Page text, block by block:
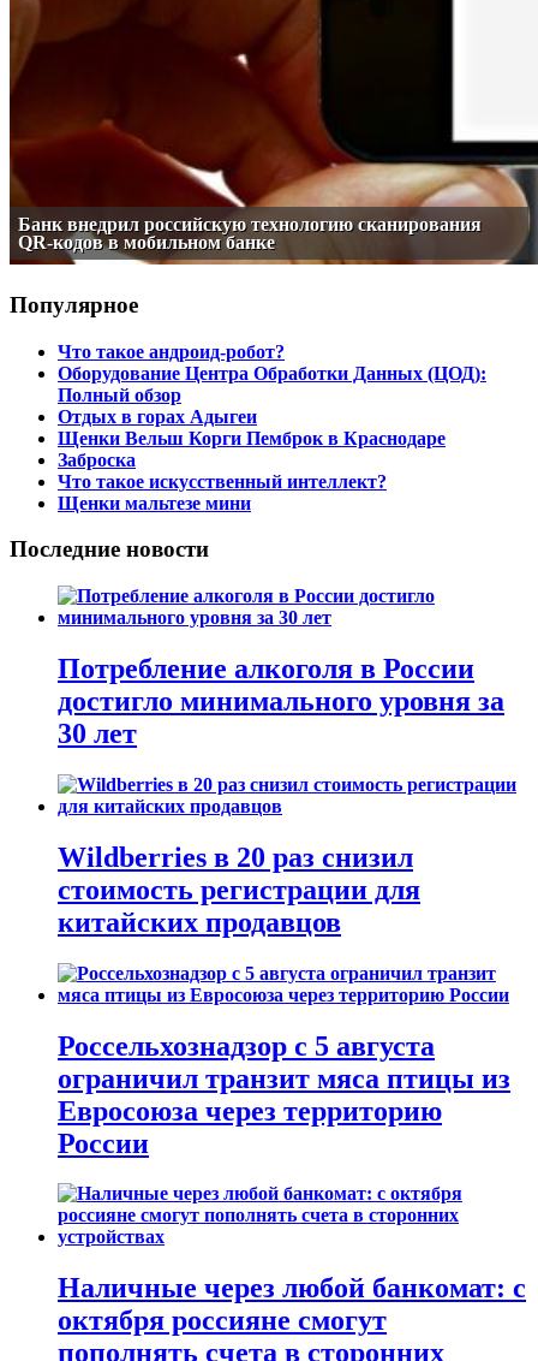
Банк внедрил российскую технологию сканирования
QR-кодов в мобильном банке
Популярное
Что такое андроид-робот?
Оборудование Центра Обработки Данных (ЦОД):
Полный обзор
Отдых в горах Адыгеи
Щенки Вельш Корги Пемброк в Краснодаре
Заброска
Что такое искусственный интеллект?
Щенки мальтезе мини
Последние новости
Потребление алкоголя в России
достигло минимального уровня за
30 лет
Wildberries в 20 раз снизил
стоимость регистрации для
китайских продавцов
Россельхознадзор с 5 августа
ограничил транзит мяса птицы из
Евросоюза через территорию
России
Наличные через любой банкомат: с
октября россияне смогут
пополнять счета в сторонних